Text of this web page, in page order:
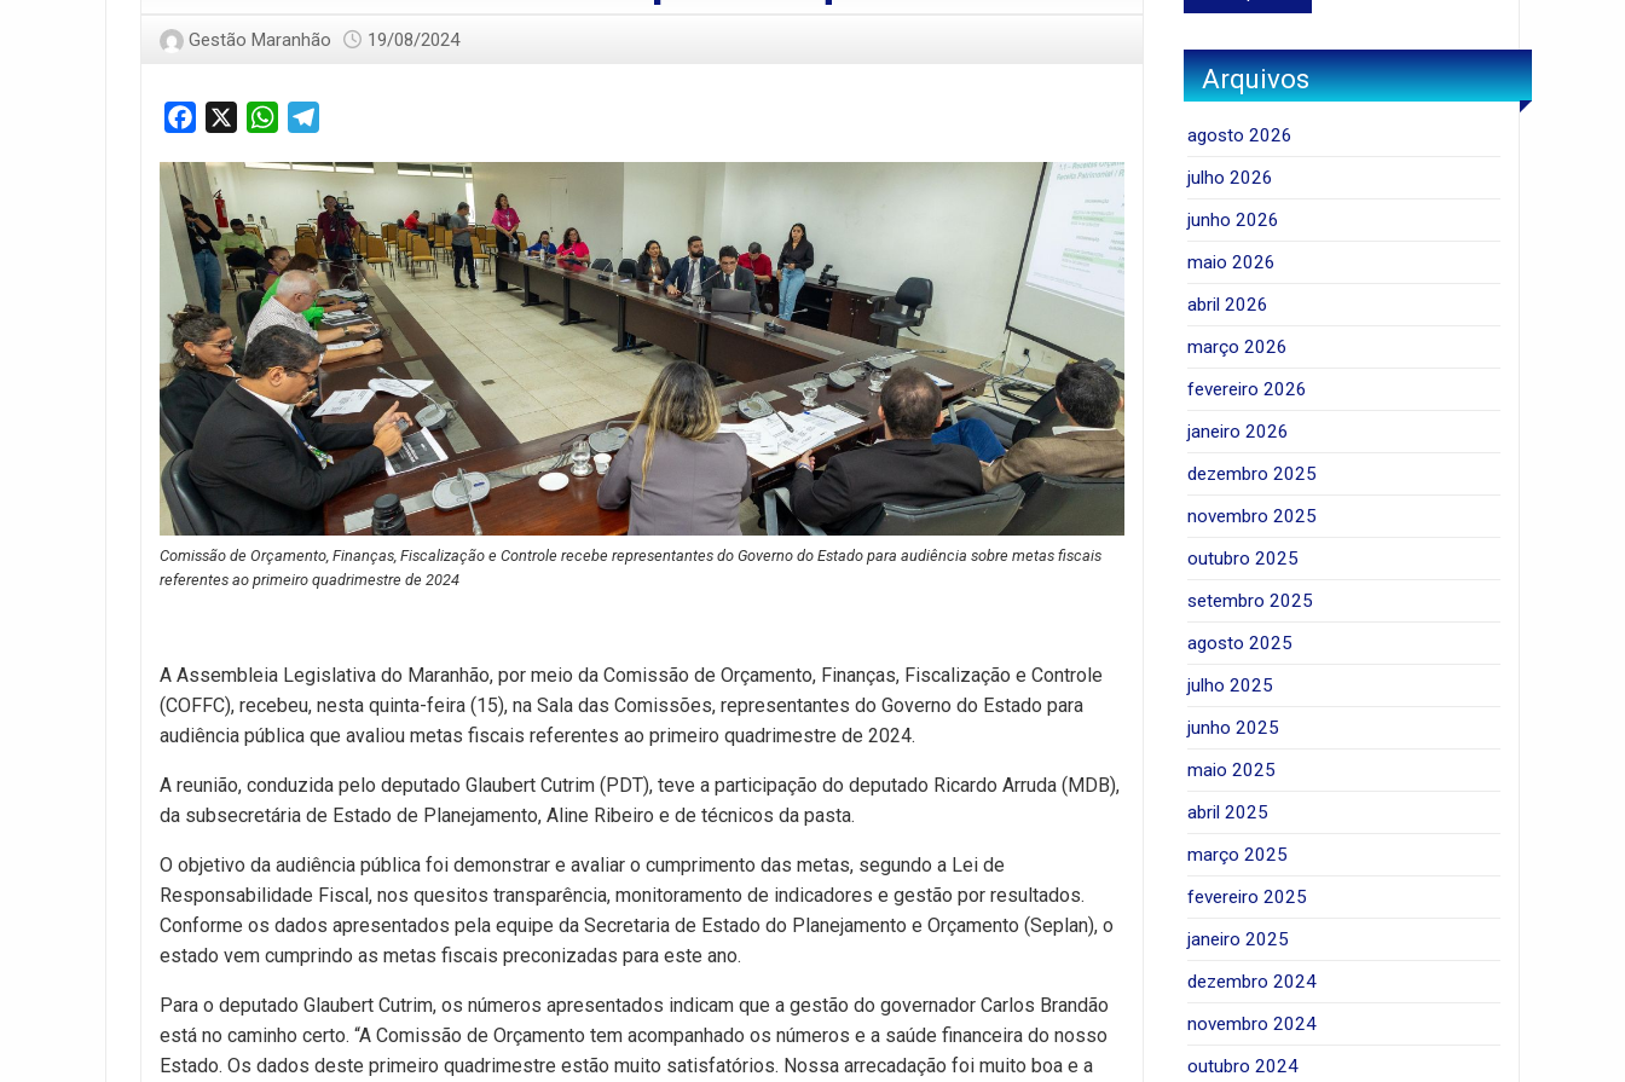
Gestão Maranhão 19/08/2024
Facebook WhatsApp
Comissão de Orçamento, Finanças, Fiscalização e Controle recebe representantes do Governo do Estado para audiência sobre metas fiscais
referentes ao primeiro quadrimestre de 2024
A Assembleia Legislativa do Maranhão, por meio da Comissão de Orçamento, Finanças, Fiscalização e Controle
(COFFC), recebeu, nesta quinta-feira (15), na Sala das Comissões, representantes do Governo do Estado para
audiência pública que avaliou metas fiscais referentes ao primeiro quadrimestre de 2024.
A reunião, conduzida pelo deputado Glaubert Cutrim (PDT), teve a participação do deputado Ricardo Arruda (MDB),
da subsecretária de Estado de Planejamento, Aline Ribeiro e de técnicos da pasta.
O objetivo da audiência pública foi demonstrar e avaliar o cumprimento das metas, segundo a Lei de
Responsabilidade Fiscal, nos quesitos transparência, monitoramento de indicadores e gestão por resultados.
Conforme os dados apresentados pela equipe da Secretaria de Estado do Planejamento e Orçamento (Seplan), o
estado vem cumprindo as metas fiscais preconizadas para este ano.
Para o deputado Glaubert Cutrim, os números apresentados indicam que a gestão do governador Carlos Brandão
está no caminho certo. “A Comissão de Orçamento tem acompanhado os números e a saúde financeira do nosso
Estado. Os dados deste primeiro quadrimestre estão muito satisfatórios. Nossa arrecadação foi muito boa e a
Arquivos
agosto 2026
julho 2026
junho 2026
maio 2026
abril 2026
março 2026
fevereiro 2026
janeiro 2026
dezembro 2025
novembro 2025
outubro 2025
setembro 2025
agosto 2025
julho 2025
junho 2025
maio 2025
abril 2025
março 2025
fevereiro 2025
janeiro 2025
dezembro 2024
novembro 2024
outubro 2024